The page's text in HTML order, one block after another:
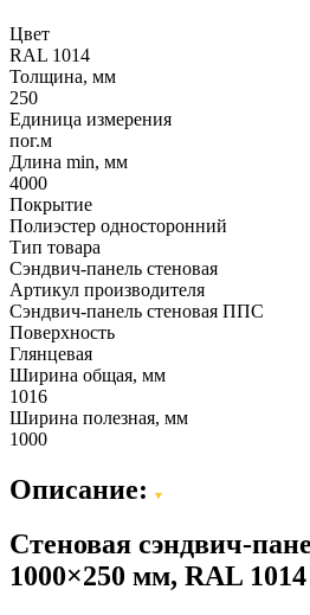
Цвет
RAL 1014
Толщина, мм
250
Единица измерения
пог.м
Длина min, мм
4000
Покрытие
Полиэстер односторонний
Тип товара
Сэндвич-панель стеновая
Артикул производителя
Сэндвич-панель стеновая ППС
Поверхность
Глянцевая
Ширина общая, мм
1016
Ширина полезная, мм
1000
Описание:
Стеновая сэндвич-
1000×250 мм, RAL 1014